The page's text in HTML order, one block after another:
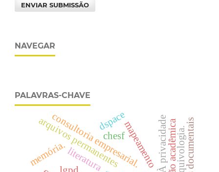
ENVIAR SUBMISSÃO
NAVEGAR
PALAVRAS-CHAVE
arquivos permanentes
consultoria empresarial.
mapeamento
literatura arquivologia.
memória.
chesf
dspace